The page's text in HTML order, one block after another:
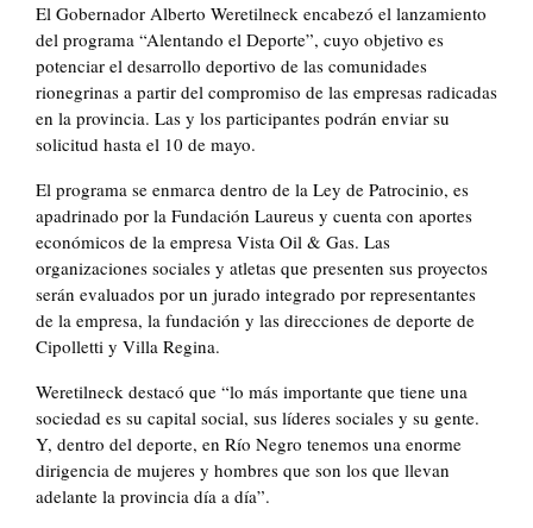
El Gobernador Alberto Weretilneck encabezó el lanzamiento
del programa “Alentando el Deporte”, cuyo objetivo es
potenciar el desarrollo deportivo de las comunidades
rionegrinas a partir del compromiso de las empresas radicadas
en la provincia. Las y los participantes podrán enviar su
solicitud hasta el 10 de mayo.
El programa se enmarca dentro de la Ley de Patrocinio, es
apadrinado por la Fundación Laureus y cuenta con aportes
económicos de la empresa Vista Oil & Gas. Las
organizaciones sociales y atletas que presenten sus proyectos
serán evaluados por un jurado integrado por representantes
de la empresa, la fundación y las direcciones de deporte de
Cipolletti y Villa Regina.
Weretilneck destacó que “lo más importante que tiene una
sociedad es su capital social, sus líderes sociales y su gente.
Y, dentro del deporte, en Río Negro tenemos una enorme
dirigencia de mujeres y hombres que son los que llevan
adelante la provincia día a día”.